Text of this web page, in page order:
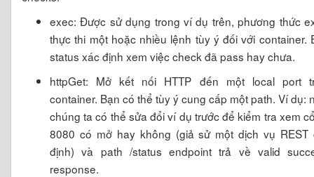
exec: Được sử dụng trong ví dụ trên, phương thức
thực thi một hoặc nhiều lệnh tùy ý đối với container.
status xác định xem việc check đã pass hay chưa.
httpGet: Mở kết nối HTTP đến một local port
container. Bạn có thể tùy ý cung cấp một path. Ví dụ:
chúng ta có thể sửa đổi ví dụ trước để kiểm tra xem
8080 có mở hay không (giả sử một dịch vụ REST
định) và path /status endpoint trả về valid
response.